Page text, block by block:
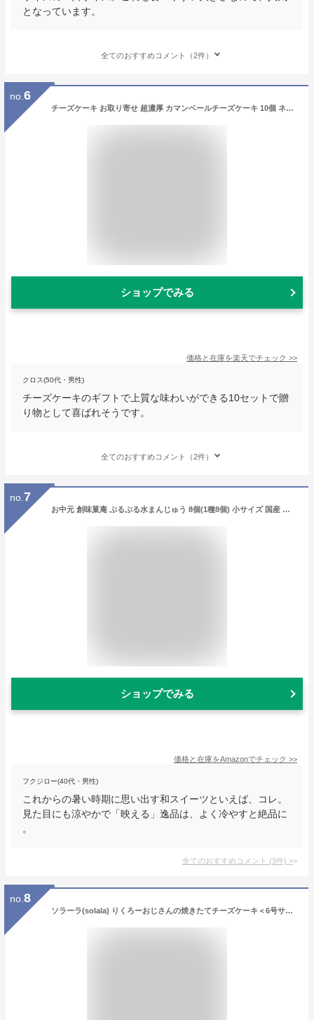
となっています。
全てのおすすめコメント（2件）
no. 6
チーズケーキ お取り寄せ 超濃厚 カマンベールチーズケーキ 10個 ネット限定 個包装 あす楽 送料無料 プレゼント ギフト ご褒美 とろ生 お取り寄せスイーツ 自分用 贅沢 母の日 父の日 誕生日 内祝い 出産 お祝い お返し お礼 ＼楽天ランキング1位受賞！／
ショップでみる
価格と在庫を楽天でチェック >>
クロス(50代・男性)
チーズケーキのギフトで上質な味わいができる10セットで贈
り物として喜ばれそうです。
全てのおすすめコメント（2件）
no. 7
お中元 創味菓庵 ぷるぷる水まんじゅう 8個(1種8個) 小サイズ 国産 包装紙済み 葛餅 スイーツ 和菓子 ギフト
ショップでみる
価格と在庫をAmazonでチェック >>
フクジロー(40代・男性)
これからの暑い時期に思い出す和スイーツといえば、コレ。
見た目にも涼やかで「映える」逸品は、よく冷やすと絶品に
。
全てのおすすめコメント (3件) >
no. 8
ソラーラ(solala) りくろーおじさんの焼きたてチーズケーキ＜6号サイズ／直径18cm＞ 紙袋付き